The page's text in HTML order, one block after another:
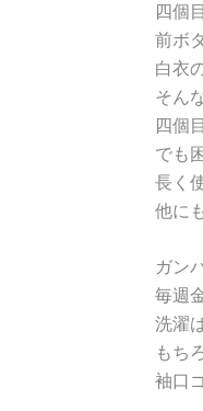
四個
前ボ
白衣
そん
四個
でも
長く
他に
ガン
毎週
洗濯
もち
袖口